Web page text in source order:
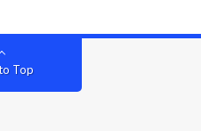
Top